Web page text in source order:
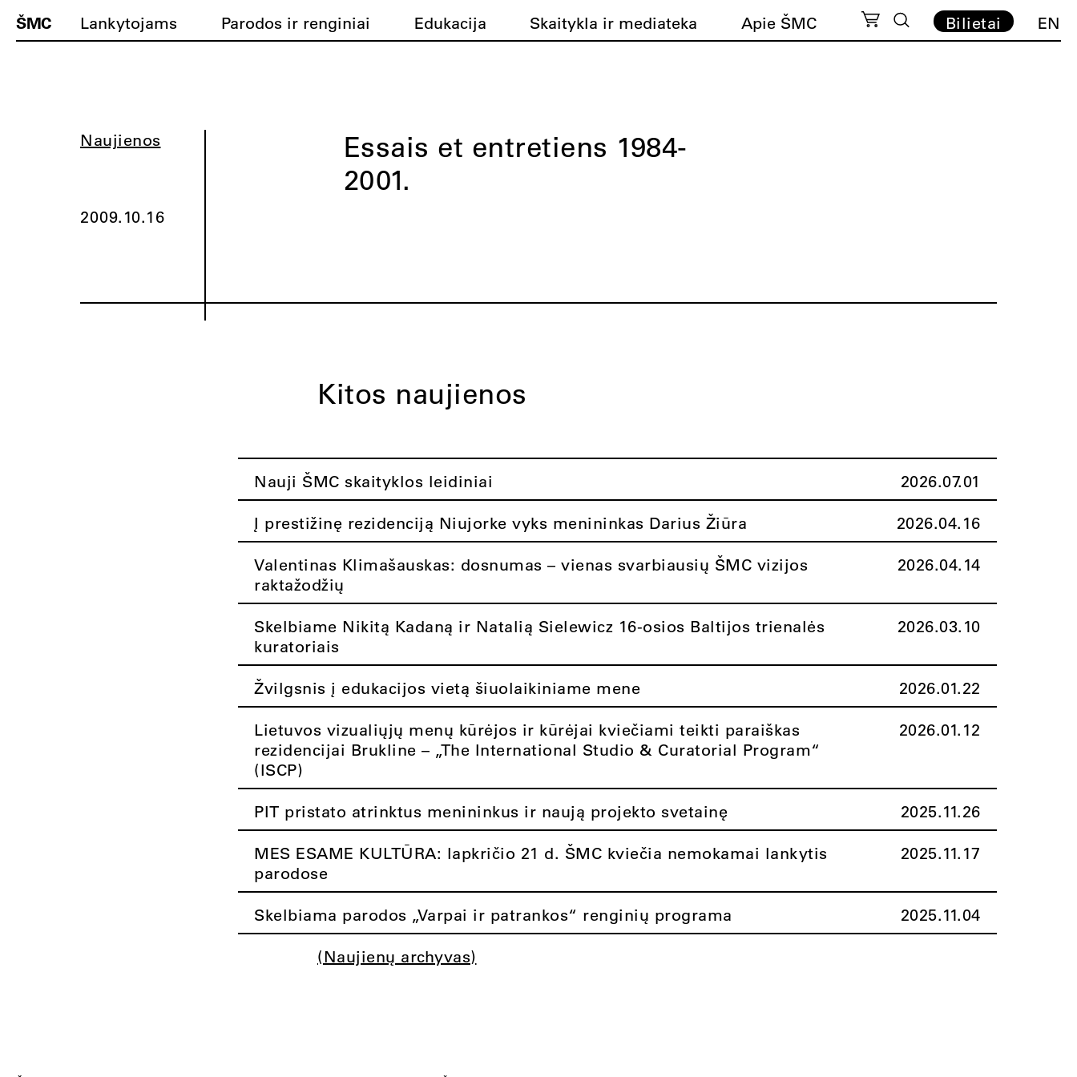
ŠMC Lankytojams Parodos ir renginiai Edukacija Skaitykla ir mediateka Apie ŠMC Bilietai EN
Naujienos
2009.10.16
Essais et entretiens 1984-
2001.
Kitos naujienos
Nauji ŠMC skaityklos leidiniai 2026.07.01
Į prestižinę rezidenciją Niujorke vyks menininkas Darius Žiūra 2026.04.16
Valentinas Klimašauskas: dosnumas – vienas svarbiausių ŠMC vizijos
raktažodžių
2026.04.14
Skelbiame Nikitą Kadaną ir Natalią Sielewicz 16-osios Baltijos trienalės
kuratoriais
2026.03.10
Žvilgsnis į edukacijos vietą šiuolaikiniame mene 2026.01.22
Lietuvos vizualiųjų menų kūrėjos ir kūrėjai kviečiami teikti paraiškas
rezidencijai Brukline – „The International Studio & Curatorial Program“
(ISCP)
2026.01.12
PIT pristato atrinktus menininkus ir naują projekto svetainę 2025.11.26
MES ESAME KULTŪRA: lapkričio 21 d. ŠMC kviečia nemokamai lankytis
parodose
2025.11.17
Skelbiama parodos „Varpai ir patrankos“ renginių programa 2025.11.04
(Naujienų archyvas)